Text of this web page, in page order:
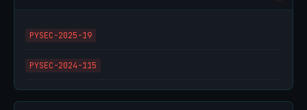
PYSEC-2025-19
PYSEC-2024-115